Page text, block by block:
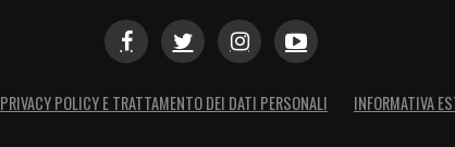
PRIVACY POLICY E TRATTAMENTO DEI DATI PERSONALI INFORMATIVA